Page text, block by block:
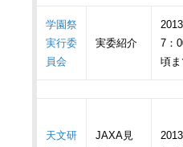
学園祭
実行委
員会
実委紹介
7：
頃
天文研
JAXA見